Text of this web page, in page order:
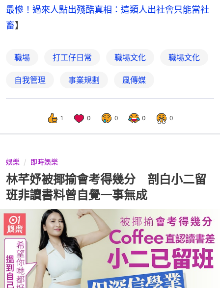
最慘！過來人點出殘酷真相：這類人出社會只能當社
畜】
職場 打工仔日常 職場文化 職場文化
自我管理 事業規劃 風傳媒
1 0 0 0 0
娛樂 即時娛樂
林芊妤被揶揄會考得幾分 剖白小二留
班非讀書料曾自覺一事無成